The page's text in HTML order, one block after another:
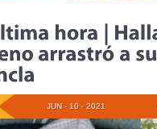
JUN - 10 - 2021